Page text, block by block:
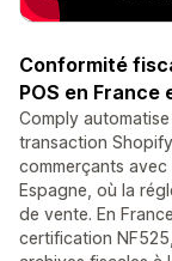
Conformité
POS en France
Comply
transaction
commerçants
Espagne, où la
de vente. En
certification